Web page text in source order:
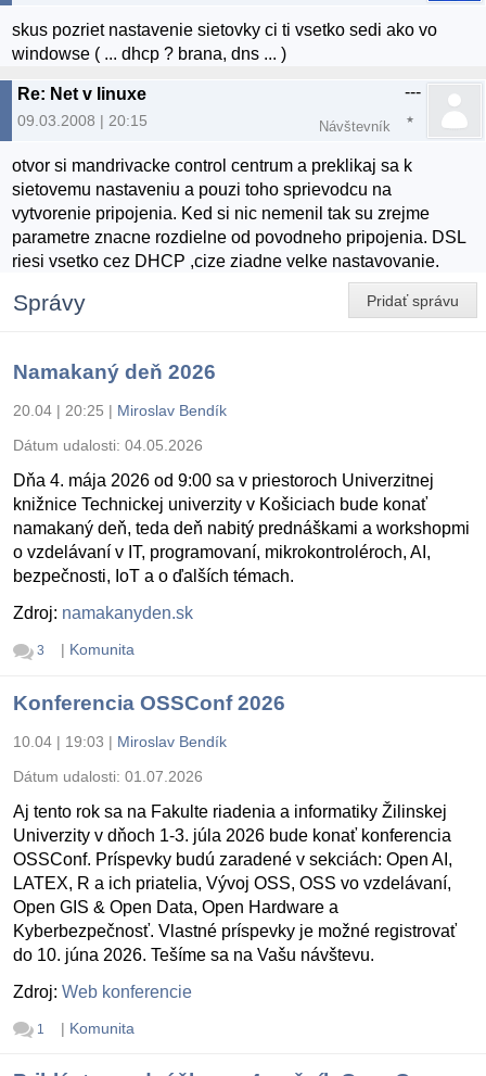
skus pozriet nastavenie sietovky ci ti vsetko sedi ako vo
windowse ( ... dhcp ? brana, dns ... )
Re: Net v linuxe
09.03.2008 | 20:15
---
Návštevník
otvor si mandrivacke control centrum a preklikaj sa k
sietovemu nastaveniu a pouzi toho sprievodcu na
vytvorenie pripojenia. Ked si nic nemenil tak su zrejme
parametre znacne rozdielne od povodneho pripojenia. DSL
riesi vsetko cez DHCP ,cize ziadne velke nastavovanie.
Pridať správu
Správy
Namakaný deň 2026
20.04 | 20:25 | Miroslav Bendík
Dátum udalosti: 04.05.2026
Dňa 4. mája 2026 od 9:00 sa v priestoroch Univerzitnej
knižnice Technickej univerzity v Košiciach bude konať
namakaný deň, teda deň nabitý prednáškami a workshopmi
o vzdelávaní v IT, programovaní, mikrokontroléroch, AI,
bezpečnosti, IoT a o ďalších témach.
Zdroj: namakanyden.sk
3 | Komunita
Konferencia OSSConf 2026
10.04 | 19:03 | Miroslav Bendík
Dátum udalosti: 01.07.2026
Aj tento rok sa na Fakulte riadenia a informatiky Žilinskej
Univerzity v dňoch 1-3. júla 2026 bude konať konferencia
OSSConf. Príspevky budú zaradené v sekciách: Open AI,
LATEX, R a ich priatelia, Vývoj OSS, OSS vo vzdelávaní,
Open GIS & Open Data, Open Hardware a
Kyberbezpečnosť. Vlastné príspevky je možné registrovať
do 10. júna 2026. Tešíme sa na Vašu návštevu.
Zdroj: Web konferencie
1 | Komunita